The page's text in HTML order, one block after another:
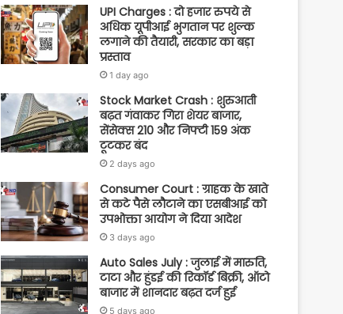
UPI Charges : दो हजार रुपये से
अधिक यूपीआई भुगतान पर शुल्क
लगाने की तैयारी, सरकार का बड़ा
प्रस्ताव
1 day ago
Stock Market Crash : शुरुआती
बढ़त गंवाकर गिरा शेयर बाजार,
सेंसेक्स 210 और निफ्टी 159 अंक
टूटकर बंद
2 days ago
Consumer Court : ग्राहक के खाते
से कटे पैसे लौटाने का एसबीआई को
उपभोक्ता आयोग ने दिया आदेश
3 days ago
Auto Sales July : जुलाई में मारुति,
टाटा और हुंडई की रिकॉर्ड बिक्री, ऑटो
बाजार में शानदार बढ़त दर्ज हुई
5 days ago